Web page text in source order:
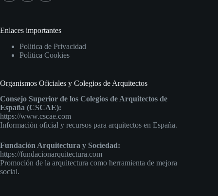
Enlaces importantes
Politica de Privacidad
Politica Cookies
Organismos Oficiales y Colegios de Arquitectos
Consejo Superior de los Colegios de Arquitectos de
España (CSCAE):
https://www.cscae.com
Información oficial y recursos para arquitectos en España.
Fundación Arquitectura y Sociedad:
https://fundacionarquitectura.com
Promoción de la arquitectura como herramienta de mejora
social.